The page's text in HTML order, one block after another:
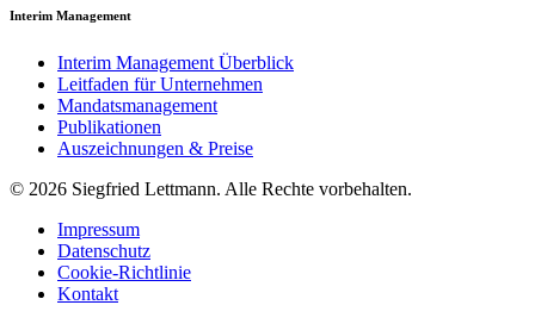
Interim Management
Interim Management Überblick
Leitfaden für Unternehmen
Mandatsmanagement
Publikationen
Auszeichnungen & Preise
© 2026 Siegfried Lettmann. Alle Rechte vorbehalten.
Impressum
Datenschutz
Cookie-Richtlinie
Kontakt